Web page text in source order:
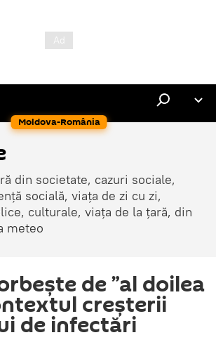
Moldova-România
din societate, cazuri sociale,
socială, viața de zi cu zi,
culturale, viața de la țară, din
meteo
de ”al doilea
creșterii
de infectări